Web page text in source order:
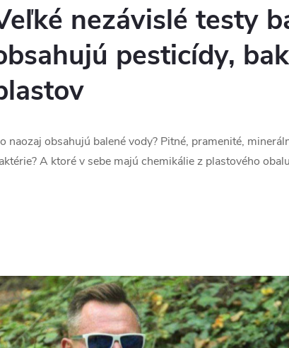
nezávislé testy
pesticídy,
naozaj obsahujú balené vody? Pitné, pramenité,
A ktoré v sebe majú chemikálie z plastového